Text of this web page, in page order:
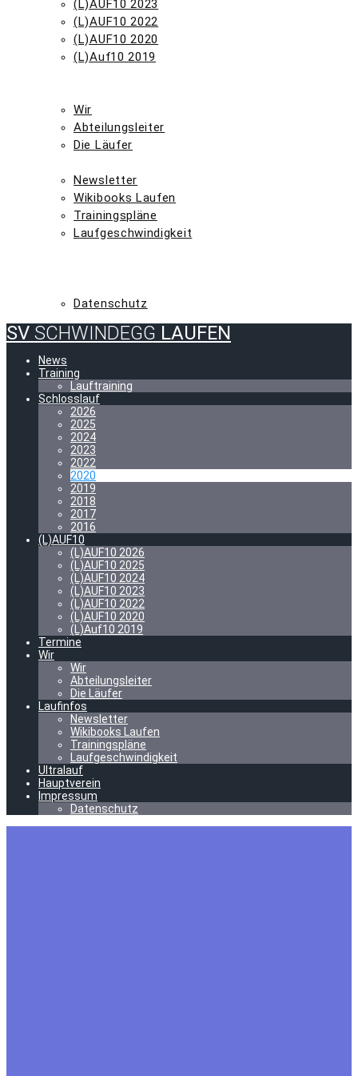
(L)AUF10 2023
(L)AUF10 2022
(L)AUF10 2020
(L)Auf10 2019
Wir
Abteilungsleiter
Die Läufer
Newsletter
Wikibooks Laufen
Trainingspläne
Laufgeschwindigkeit
Datenschutz
SV SCHWINDEGG LAUFEN
News
Training
Lauftraining
Schlosslauf
2026
2025
2024
2023
2022
2020
2019
2018
2017
2016
(L)AUF10
(L)AUF10 2026
(L)AUF10 2025
(L)AUF10 2024
(L)AUF10 2023
(L)AUF10 2022
(L)AUF10 2020
(L)Auf10 2019
Termine
Wir
Wir
Abteilungsleiter
Die Läufer
Laufinfos
Newsletter
Wikibooks Laufen
Trainingspläne
Laufgeschwindigkeit
Ultralauf
Hauptverein
Impressum
Datenschutz